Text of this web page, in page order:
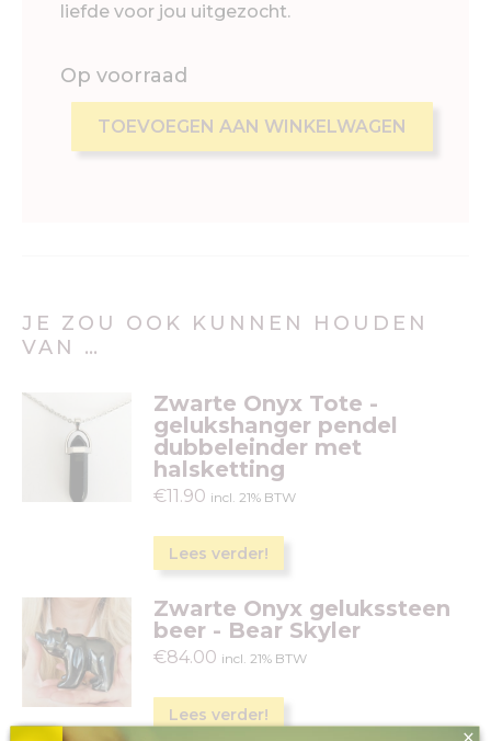
liefde voor jou uitgezocht.
Op voorraad
TOEVOEGEN AAN WINKELWAGEN
JE ZOU OOK KUNNEN HOUDEN
VAN …
Zwarte Onyx Tote -
gelukshanger pendel
dubbeleinder met
halsketting
€11.90 incl. 21% BTW
Lees verder!
Zwarte Onyx gelukssteen
beer - Bear Skyler
€84.00 incl. 21% BTW
Lees verder!